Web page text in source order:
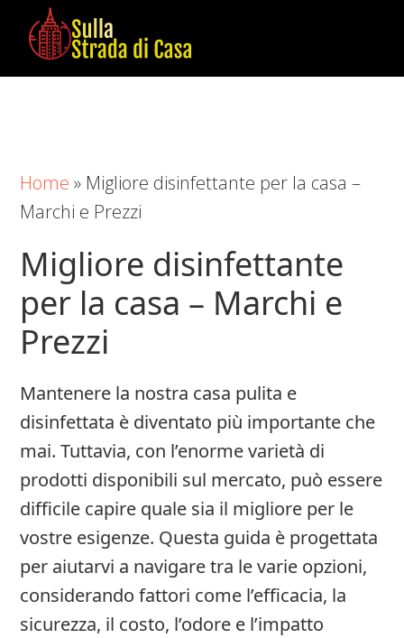
main
primary
footer
Sulla
in
Casa
Home » Migliore disinfettante per la casa –
Marchi e Prezzi
Migliore disinfettante
per la casa – Marchi e
Prezzi
Mantenere la nostra casa pulita e
disinfettata è diventato più importante che
mai. Tuttavia, con l’enorme varietà di
prodotti disponibili sul mercato, può essere
difficile capire quale sia il migliore per le
vostre esigenze. Questa guida è progettata
per aiutarvi a navigare tra le varie opzioni,
considerando fattori come l’efficacia, la
sicurezza, il costo, l’odore e l’impatto